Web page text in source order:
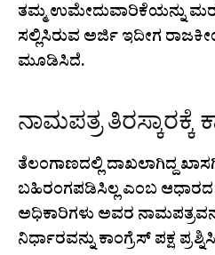
ತಮ್ಮ ಉಮೇದುವಾರಿಕೆಯನ್ನು
ಸಲ್ಲಿಸಿರುವ ಅರ್ಜಿ ಇದೀಗ
ಮೂಡಿಸಿದೆ.
ನಾಮಪತ್ರ ತಿರಸ್ಕಾರಕ್ಕೆ
ತೆಲಂಗಾಣದಲ್ಲಿ ದಾಖಲಾಗಿದ್ದ
ಬಹಿರಂಗಪಡಿಸಿಲ್ಲ ಎಂಬ
ಅಧಿಕಾರಿಗಳು ಅವರ
ನಿರ್ಧಾರವನ್ನು ಕಾಂಗ್ರೆಸ್ ಪಕ್ಷ